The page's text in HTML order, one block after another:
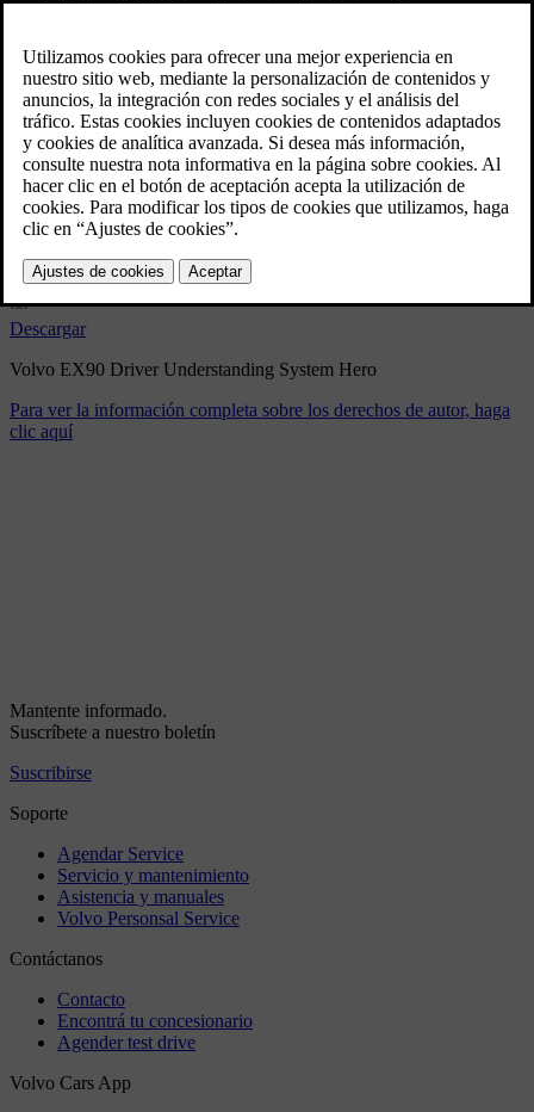
Volvo EX90 Driver
Understanding System Hero
10/30/2024
Marcador
Compartir
Descargar
Volvo EX90 Driver Understanding System Hero
Para ver la información completa sobre los derechos de autor, haga
clic aquí